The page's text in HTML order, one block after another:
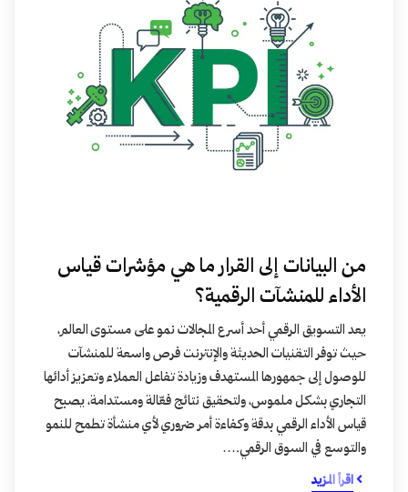
من البيانات إلى القرار ما هي مؤشرات قياس
الأداء للمنشآت الرقمية؟
يعد التسويق الرقمي أحد أسرع المجالات نمو على مستوى العالم،
حيث توفر التقنيات الحديثة والإنترنت فرص واسعة للمنشآت
للوصول إلى جمهورها المستهدف وزيادة تفاعل العملاء وتعزيز أدائها
التجاري بشكل ملموس، ولتحقيق نتائج فعّالة ومستدامة، يصبح
قياس الأداء الرقمي بدقة وكفاءة أمر ضروري لأي منشأة تطمح للنمو
والتوسع في السوق الرقمي.…
اقرأ المزيد